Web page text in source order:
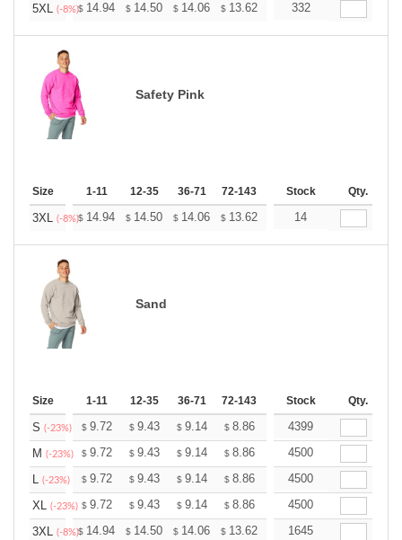
5XL (-8%)$ 14.94 $ 14.50 $ 14.06 $ 13.62 13.17
332
Safety Pink
Size 1-11 12-35 36-71 72-143 144-287 288 + More
Stock Qty.
3XL (-8%)$ 14.94 $ 14.50 $ 14.06 $ 13.62 13.17
14
Sand
Size 1-11 12-35 36-71 72-143 144-287 288 + More
Stock Qty.
S (-23%) $ 9.72 $ 9.43 $ 9.14 $ 8.86 8.57
4399
M (-23%) $ 9.72 $ 9.43 $ 9.14 $ 8.86 8.57
4500
L (-23%) $ 9.72 $ 9.43 $ 9.14 $ 8.86 8.57
4500
XL (-23%) $ 9.72 $ 9.43 $ 9.14 $ 8.86 8.57
4500
3XL (-8%)$ 14.94 $ 14.50 $ 14.06 $ 13.62 13.17
1645